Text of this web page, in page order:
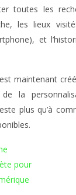
toutes les
les lieux
et
maintenant
de la
plus qu’à
pour